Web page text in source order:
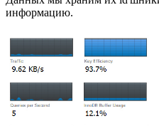
информацию.